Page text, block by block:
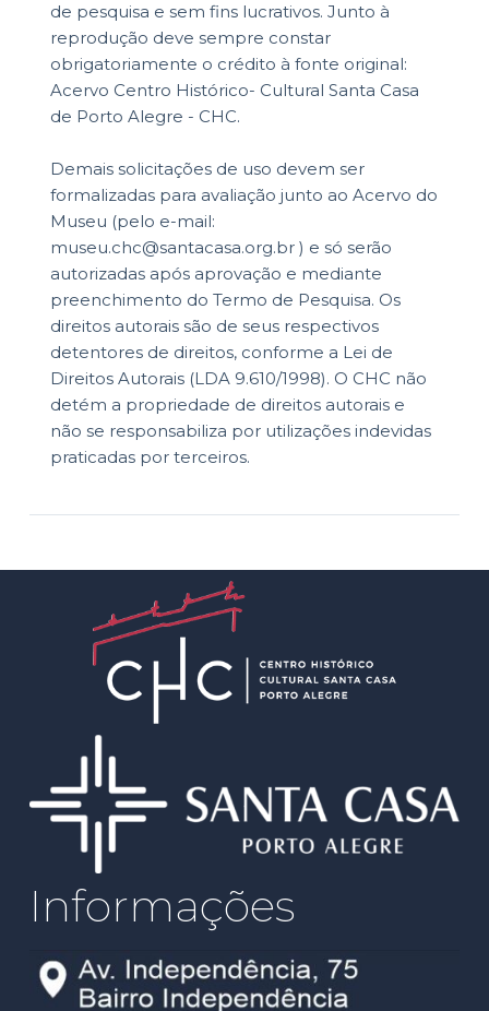
de pesquisa e sem fins lucrativos. Junto à
reprodução deve sempre constar
obrigatoriamente o crédito à fonte original:
Acervo Centro Histórico- Cultural Santa Casa
de Porto Alegre - CHC.
Demais solicitações de uso devem ser
formalizadas para avaliação junto ao Acervo do
Museu (pelo e-mail:
museu.chc@santacasa.org.br ) e só serão
autorizadas após aprovação e mediante
preenchimento do Termo de Pesquisa. Os
direitos autorais são de seus respectivos
detentores de direitos, conforme a Lei de
Direitos Autorais (LDA 9.610/1998). O CHC não
detém a propriedade de direitos autorais e
não se responsabiliza por utilizações indevidas
praticadas por terceiros.
Informações